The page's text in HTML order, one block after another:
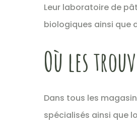
Leur laboratoire de
biologiques ainsi que
Où les
Dans tous les
spécialisés ainsi que